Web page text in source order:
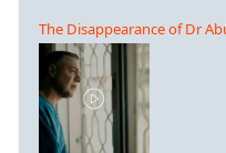
The Disappearance of Dr